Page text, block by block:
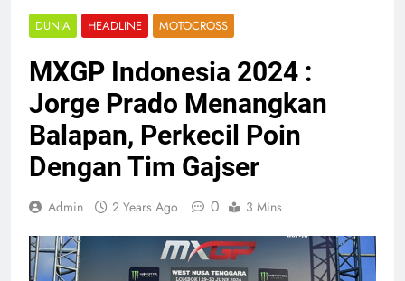
DUNIA HEADLINE MOTOCROSS
MXGP Indonesia 2024 :
Jorge Prado Menangkan
Balapan, Perkecil Poin
Dengan Tim Gajser
Admin 2 Years Ago 0 3 Mins